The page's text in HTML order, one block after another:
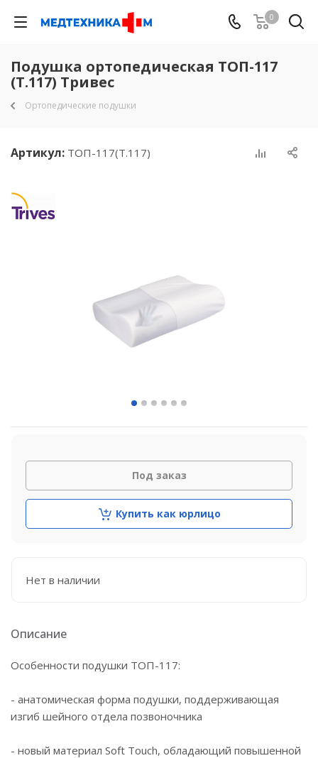
0
Подушка ортопедическая ТОП-117
(Т.117) Тривес
Ортопедические подушки
Артикул: ТОП-117(Т.117)
Под заказ
Купить как юрлицо
Нет в наличии
Описание
Особенности подушки ТОП-117:
- анатомическая форма подушки, поддерживающая
изгиб шейного отдела позвоночника
- новый материал Soft Touch, обладающий повышенной